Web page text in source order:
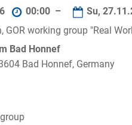
00:00 – Su,
GOR working group "Real
Bad Honnef
Bad Honnef, Germany